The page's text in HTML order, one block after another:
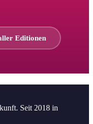
Editionen
Seit 2018 in